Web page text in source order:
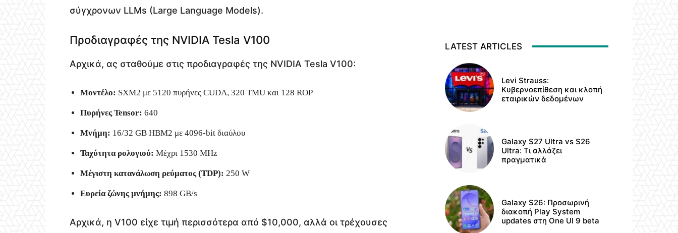
σύγχρονων LLMs (Large Language Models).
Προδιαγραφές της NVIDIA Tesla V100
Αρχικά, ας σταθούμε στις προδιαγραφές της NVIDIA Tesla V100:
Μοντέλο: SXM2 με 5120 πυρήνες CUDA, 320 TMU και 128 ROP
Πυρήνες Tensor: 640
Μνήμη: 16/32 GB HBM2 με 4096-bit διαύλου
Ταχύτητα ρολογιού: Μέχρι 1530 MHz
Μέγιστη κατανάλωση ρεύματος (TDP): 250 W
Ευρεία ζώνης μνήμης: 898 GB/s
Αρχικά, η V100 είχε τιμή περισσότερα από $10,000, αλλά οι τρέχουσες
LATEST ARTICLES
Levi Strauss:
Κυβερνοεπίθεση και κλοπή
εταιρικών δεδομένων
Galaxy S27 Ultra vs S26
Ultra: Τι αλλάζει
πραγματικά
Galaxy S26: Προσωρινή
διακοπή Play System
updates στη One UI 9 beta